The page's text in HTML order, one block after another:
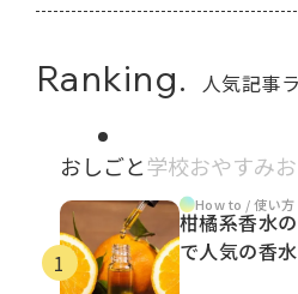
Ranking. 人気記事
おしごと学校おやすみ
How to / 使い方
柑橘系香水
で人気の香